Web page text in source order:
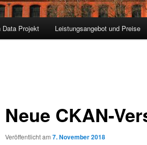
Data Projekt Leistungsangebot und Preise
Neue CKAN-
Veröffentlicht am 7. November 2018